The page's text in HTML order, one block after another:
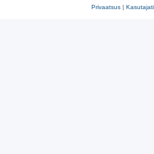
Privaatsus |